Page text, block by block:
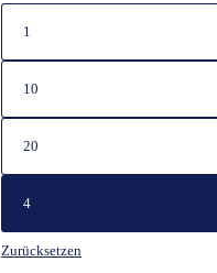
1
10
20
4
Zurücksetzen